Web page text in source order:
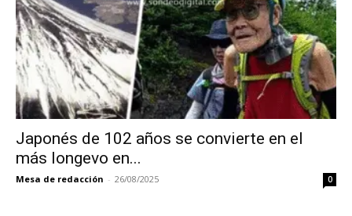
Japonés de 102 años se convierte en el
más longevo en...
Mesa de redacción - 26/08/2025 0